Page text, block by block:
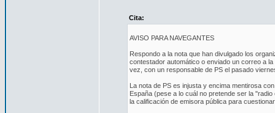
Cita:
AVISO PARA NAVEGANTES
Respondo a la nota que han divulgado los
contestador automático o enviado un correo a
vez, con un responsable de PS el pasado
La nota de PS es injusta y encima mentirosa
España (pese a lo cuál no pretende ser la
la calificación de emisora pública para